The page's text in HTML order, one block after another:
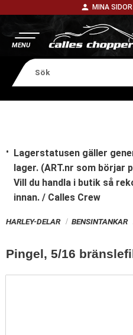
person MINA SIDOR
Lagerstatusen gäller
lager. (ART.nr som börjar
Vill du handla i butik så
innan. / Calles Crew
HARLEY-DELAR BENSINTANKAR
Pingel, 5/16